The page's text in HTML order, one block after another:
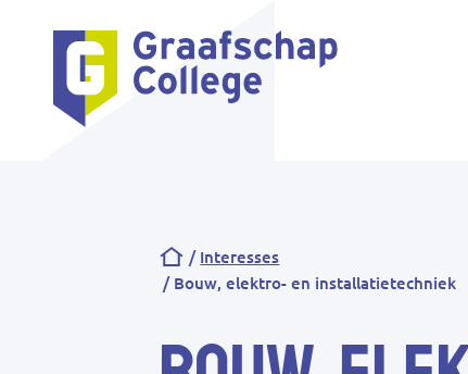
Kruimelpad
Interesses
Bouw, elektro- en installatietechniek